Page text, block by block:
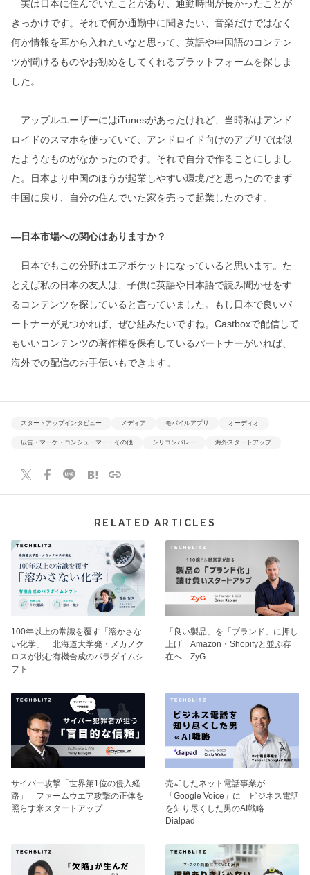
実は日本に住んでいたことがあり、通勤時間が長かったことが
きっかけです。それで何か通勤中に聞きたい、音楽だけではなく
何か情報を耳から入れたいなと思って、英語や中国語のコンテン
ツが聞けるものやお勧めをしてくれるプラットフォームを探しま
した。
アップルユーザーにはiTunesがあったけれど、当時私はアンド
ロイドのスマホを使っていて、アンドロイド向けのアプリでは似
たようなものがなかったのです。それで自分で作ることにしまし
た。日本より中国のほうが起業しやすい環境だと思ったのでまず
中国に戻り、自分の住んでいた家を売って起業したのです。
―日本市場への関心はありますか？
日本でもこの分野はエアポケットになっていると思います。た
とえば私の日本の友人は、子供に英語や日本語で読み聞かせをす
るコンテンツを探していると言っていました。もし日本で良いパ
ートナーが見つかれば、ぜひ組みたいですね。Castboxで配信して
もいいコンテンツの著作権を保有しているパートナーがいれば、
海外での配信のお手伝いもできます。
スタートアップインタビュー メディア モバイルアプリ オーディオ
広告・マーケ・コンシューマー・その他 シリコンバレー 海外スタートアップ
RELATED ARTICLES
100年以上の常識を覆す「溶かさな
い化学」 北海道大学発・メカノク
ロスが挑む有機合成のパラダイムシ
フト
「良い製品」を「ブランド」に押し
上げ Amazon・Shopifyと並ぶ存
在へ ZyG
サイバー攻撃「世界第1位の侵入経
路」 ファームウエア攻撃の正体を
照らす米スタートアップ
売却したネット電話事業が
「Google Voice」に ビジネス電話
を知り尽くした男のAI戦略
Dialpad